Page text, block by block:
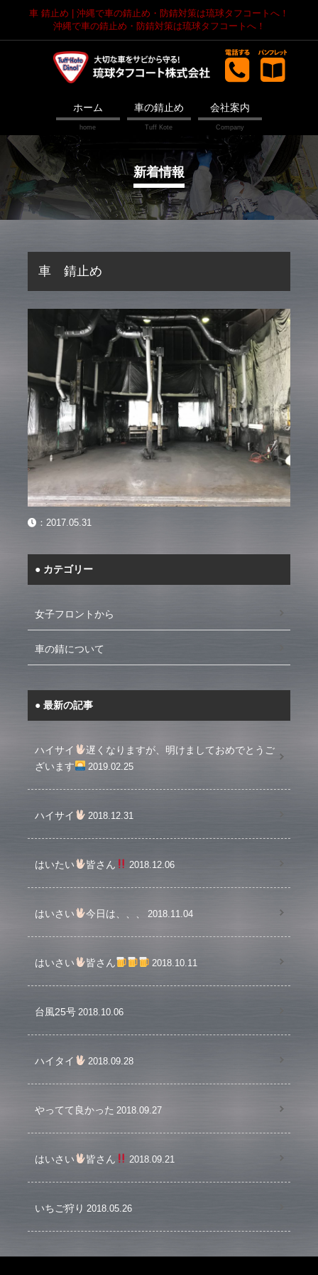
車 錆止め | 沖縄で車の錆止め・防錆対策は琉球タフコートへ！
沖縄で車の錆止め・防錆対策は琉球タフコートへ！
ホーム 車の錆止め 会社案内
新着情報
車 錆止め
： 2017.05.31
カテゴリー
女子フロントから
車の錆について
最新の記事
ハイサイ
遅くなりますが、明けましておめでとうご
ざいます
2019.02.25
ハイサイ 2018.12.31
はいたい 皆さん 2018.12.06
はいさい 今日は、、、 2018.11.04
はいさい 皆さん 2018.10.11
台風25号 2018.10.06
ハイタイ 2018.09.28
やってて良かった 2018.09.27
はいさい 皆さん 2018.09.21
いちご狩り 2018.05.26